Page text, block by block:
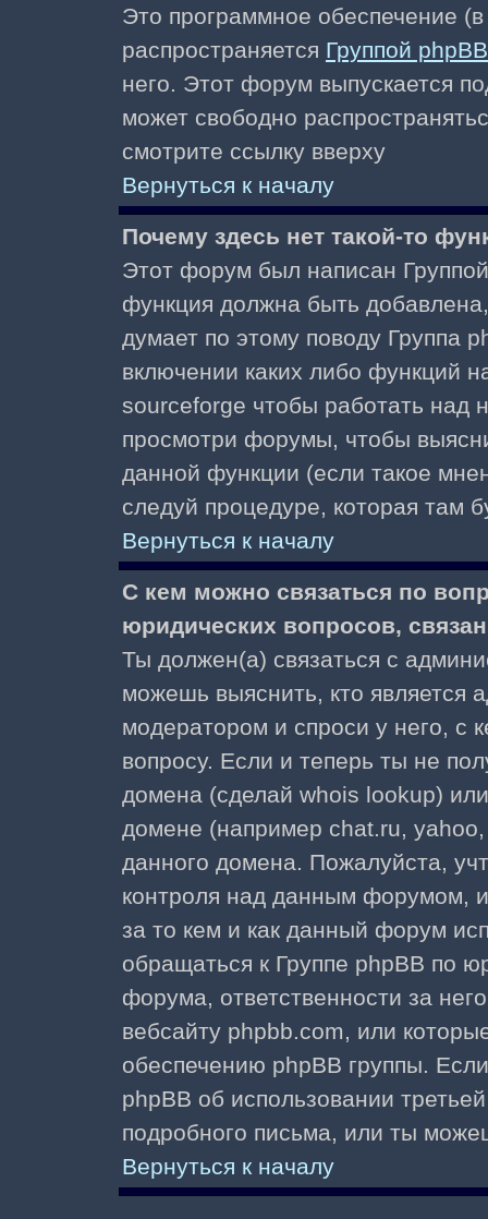
Это программное обеспечение
распространяется Группой phpBB
него. Этот форум выпускается
может свободно
смотрите ссылку вверху
Вернуться к началу
Почему здесь нет такой-то
Этот форум был написан
функция должна быть
думает по этому поводу Группа
включении каких либо функций
sourceforge чтобы работать над
просмотри форумы, чтобы
данной функции (если такое
следуй процедуре, которая там
Вернуться к началу
С кем можно связаться по
юридических вопросов,
Ты должен(а) связаться с
можешь выяснить, кто является
модератором и спроси у него, с
вопросу. Если и теперь ты не
домена (сделай whois lookup)
домене (например chat.ru,
данного домена. Пожалуйста,
контроля над данным форумом,
за то кем и как данный форум
обращаться к Группе phpBB по
форума, ответственности за
вебсайту phpbb.com, или
обеспечению phpBB группы.
phpBB об использовании
подробного письма, или ты
Вернуться к началу